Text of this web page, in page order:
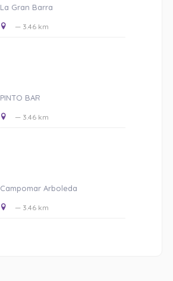
La Gran Barra
— 3.46 km
PINTO BAR
— 3.46 km
Campomar Arboleda
— 3.46 km